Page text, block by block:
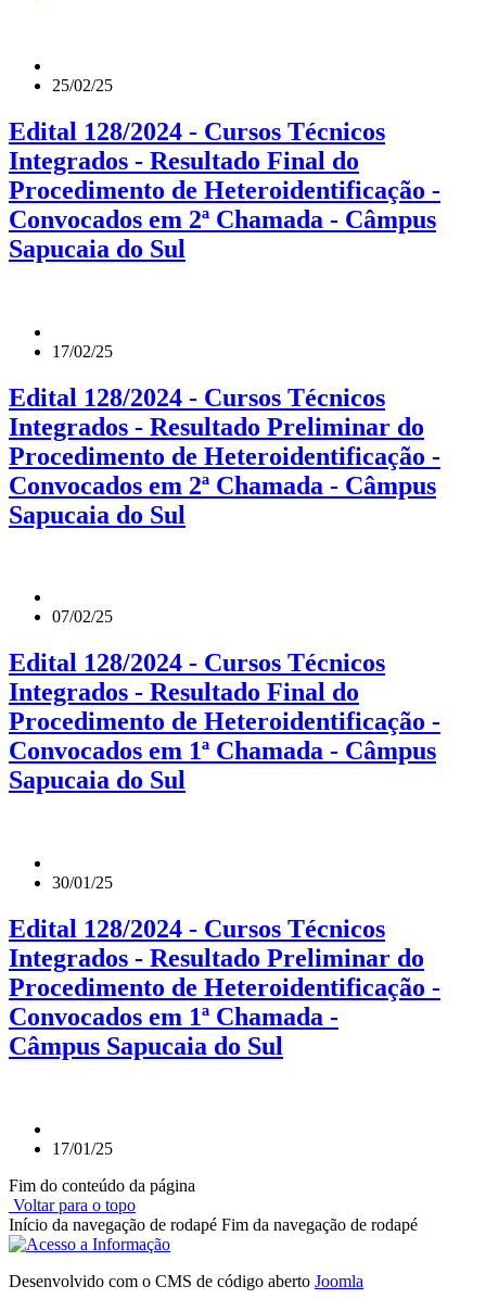
25/02/25
Edital 128/2024 - Cursos Técnicos
Integrados - Resultado Final do
Procedimento de Heteroidentificação -
Convocados em 2ª Chamada - Câmpus
Sapucaia do Sul
17/02/25
Edital 128/2024 - Cursos Técnicos
Integrados - Resultado Preliminar do
Procedimento de Heteroidentificação -
Convocados em 2ª Chamada - Câmpus
Sapucaia do Sul
07/02/25
Edital 128/2024 - Cursos Técnicos
Integrados - Resultado Final do
Procedimento de Heteroidentificação -
Convocados em 1ª Chamada - Câmpus
Sapucaia do Sul
30/01/25
Edital 128/2024 - Cursos Técnicos
Integrados - Resultado Preliminar do
Procedimento de Heteroidentificação -
Convocados em 1ª Chamada -
Câmpus Sapucaia do Sul
17/01/25
Fim do conteúdo da página
Voltar para o topo
Início da navegação de rodapé Fim da navegação de rodapé
Desenvolvido com o CMS de código aberto Joomla